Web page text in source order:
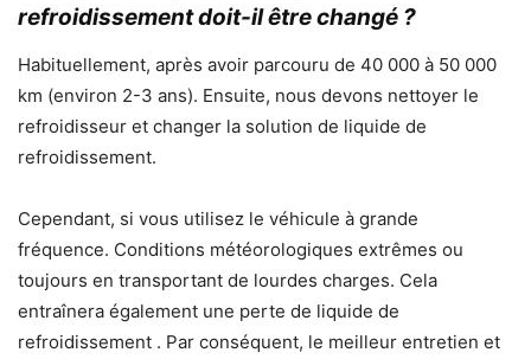
refroidissement doit-il être changé ?
Habituellement, après avoir parcouru de 40 000 à 50 000
km (environ 2-3 ans). Ensuite, nous devons nettoyer le
refroidisseur et changer la solution de liquide de
refroidissement.
Cependant, si vous utilisez le véhicule à grande
fréquence. Conditions météorologiques extrêmes ou
toujours en transportant de lourdes charges. Cela
entraînera également une perte de liquide de
refroidissement . Par conséquent, le meilleur entretien et